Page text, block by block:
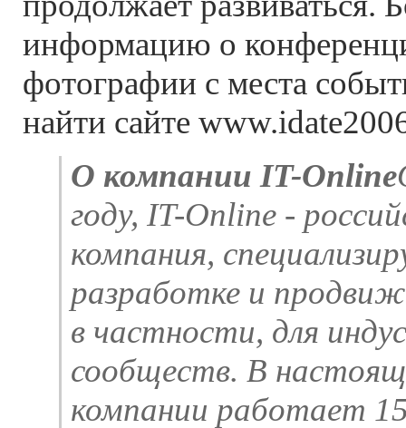
информацию о
фотографии с места
найти сайте
О компании IT-Online
году, IT-Online -
компания,
разработке и
в частности, для
сообществ. В
компании работает